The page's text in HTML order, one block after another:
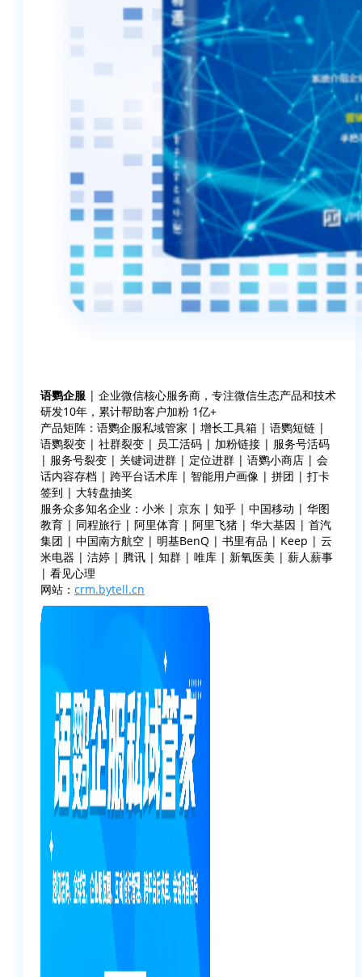
语鹦企服 | 企业微信核心服务商，专注微信生态产品和技术
研发10年，累计帮助客户加粉 1亿+
产品矩阵：语鹦企服私域管家 | 增长工具箱 | 语鹦短链 |
语鹦裂变 | 社群裂变 | 员工活码 | 加粉链接 | 服务号活码
| 服务号裂变 | 关键词进群 | 定位进群 | 语鹦小商店 | 会
话内容存档 | 跨平台话术库 | 智能用户画像 | 拼团 | 打卡
签到 | 大转盘抽奖
服务众多知名企业：小米 | 京东 | 知乎 | 中国移动 | 华图
教育 | 同程旅行 | 阿里体育 | 阿里飞猪 | 华大基因 | 首汽
集团 | 中国南方航空 | 明基BenQ | 书里有品 | Keep | 云
米电器 | 洁婷 | 腾讯 | 知群 | 唯库 | 新氧医美 | 薪人薪事
| 看见心理
网站： crm.bytell.cn